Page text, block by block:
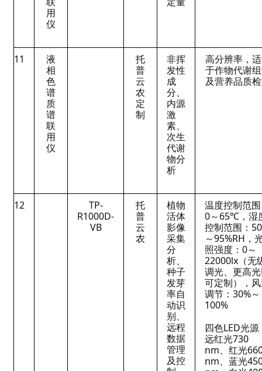
用
仪
11
液
相
色
谱
质
谱
联
用
仪
托
普
云
农
定
制
非挥
发性
成
分、
内源
激
素、
次生
代谢
物分
析
高分辨率，
于作物代谢
及营养品质
12
TP-
R1000D-
VB
托
普
云
农
植物
活体
影像
采集
分
析、
种子
发芽
率自
动识
别、
远程
数据
管理
及控
温度控制范
0～65℃，湿
控制范围：50
～95%RH，
照强度：0～
22000lx（无
调光、更高
可定制），
调节：30%～
100%
四色LED光源
远红光730
nm、红光
nm、蓝光